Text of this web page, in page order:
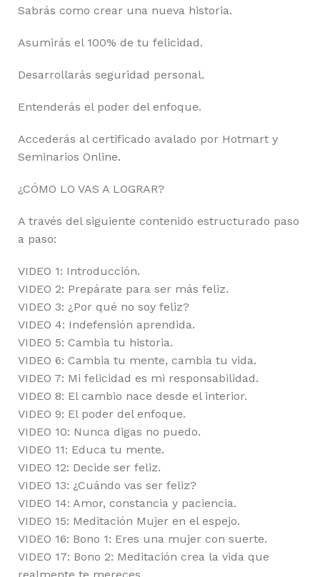
Sabrás como crear una nueva historia.
Asumirás el 100% de tu felicidad.
Desarrollarás seguridad personal.
Entenderás el poder del enfoque.
Accederás al certificado avalado por Hotmart y
Seminarios Online.
¿CÓMO LO VAS A LOGRAR?
A través del siguiente contenido estructurado paso
a paso:
VIDEO 1: Introducción.
VIDEO 2: Prepárate para ser más feliz.
VIDEO 3: ¿Por qué no soy feliz?
VIDEO 4: Indefensión aprendida.
VIDEO 5: Cambia tu historia.
VIDEO 6: Cambia tu mente, cambia tu vida.
VIDEO 7: Mi felicidad es mi responsabilidad.
VIDEO 8: El cambio nace desde el interior.
VIDEO 9: El poder del enfoque.
VIDEO 10: Nunca digas no puedo.
VIDEO 11: Educa tu mente.
VIDEO 12: Decide ser feliz.
VIDEO 13: ¿Cuándo vas ser feliz?
VIDEO 14: Amor, constancia y paciencia.
VIDEO 15: Meditación Mujer en el espejo.
VIDEO 16: Bono 1: Eres una mujer con suerte.
VIDEO 17: Bono 2: Meditación crea la vida que
realmente te mereces.